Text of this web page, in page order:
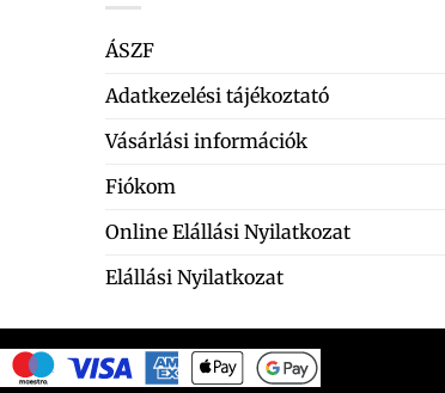
ÁSZF
Adatkezelési tájékoztató
Vásárlási információk
Fiókom
Online Elállási Nyilatkozat
Elállási Nyilatkozat